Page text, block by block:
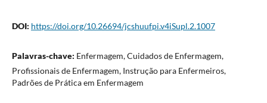
DOI: https://doi.org/10.26694/jcshuufpi.v4iSupl.2.1007
Palavras-chave: Enfermagem, Cuidados de Enfermagem,
Profissionais de Enfermagem, Instrução para Enfermeiros,
Padrões de Prática em Enfermagem